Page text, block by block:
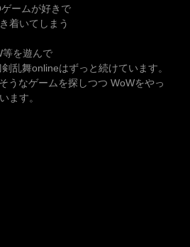
ームが好きで
着いてしまう
等を遊んで
乱舞onlineはずっと続けています。
うなゲームを探しつつ WoWをやっ
ます。